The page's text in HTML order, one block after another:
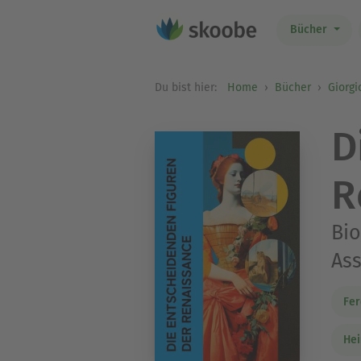
Bücher
Du bist hier: Home Bücher